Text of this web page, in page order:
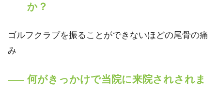
か？
ゴルフクラブを振ることができないほどの尾骨の痛
み
何がきっかけで当院に来院されされま